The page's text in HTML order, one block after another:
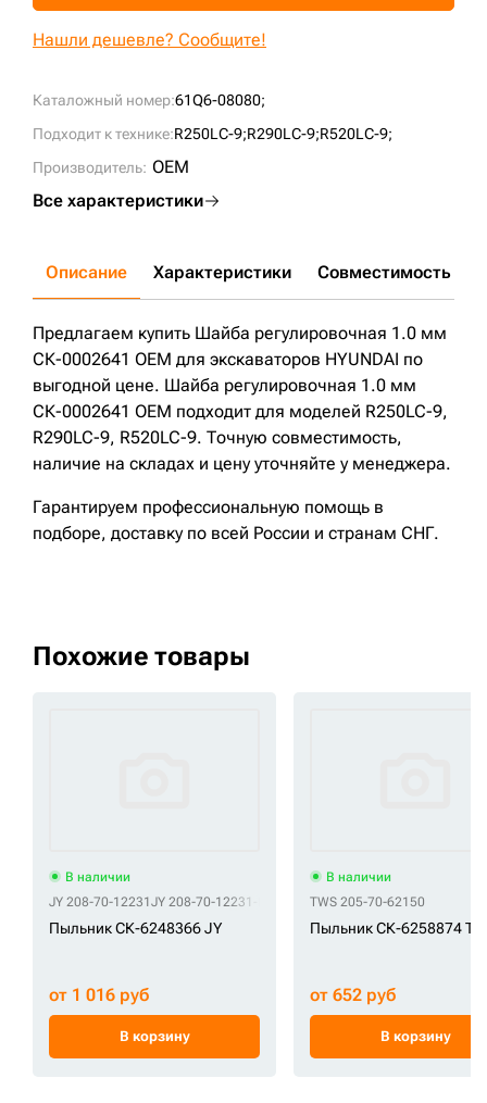
Каталожный номер:61Q6-08080;
Подходит к технике:R250LC-9;R290LC-9;R520LC-9;
Производитель: OEM
Все характеристики
Нашли дешевле? Сообщите!
Описание Характеристики Совместимость
Предлагаем купить Шайба регулировочная 1.0 мм
СК-0002641 OEM для экскаваторов HYUNDAI по
выгодной цене. Шайба регулировочная 1.0 мм
СК-0002641 OEM подходит для моделей R250LC-9,
R290LC-9, R520LC-9. Точную совместимость,
наличие на складах и цену уточняйте у менеджера.
Гарантируем профессиональную помощь в
подборе, доставку по всей России и странам СНГ.
Похожие товары
В наличии
JY 208-70-12231 JY 208-70-12231-ETP
Пыльник СК-6248366 JY
от 1 016 руб
В корзину
В наличии
TWS 205-70-62150
Пыльник СК-6258874
от 652 руб
В корзину